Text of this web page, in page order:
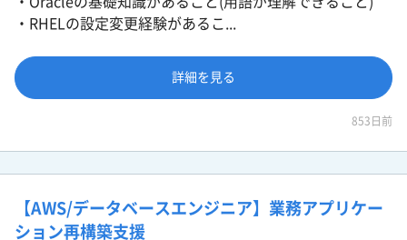
・RHELの設定変更経験があるこ...
詳細を見る
853日前
【AWS/データベースエンジニア】業務アプリケー
ション再構築支援